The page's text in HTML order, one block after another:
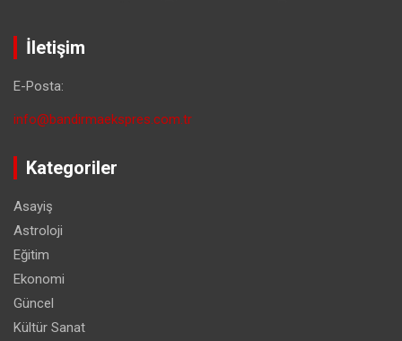
İletişim
E-Posta:
info@bandirmaekspres.com.tr
Kategoriler
Asayiş
Astroloji
Eğitim
Ekonomi
Güncel
Kültür Sanat